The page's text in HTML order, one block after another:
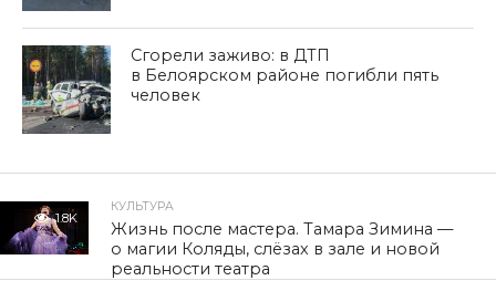
Сгорели заживо: в ДТП
в Белоярском районе погибли пять
человек
1.8K
КУЛЬТУРА
Жизнь после мастера. Тамара Зимина —
о магии Коляды, слёзах в зале и новой
реальности театра